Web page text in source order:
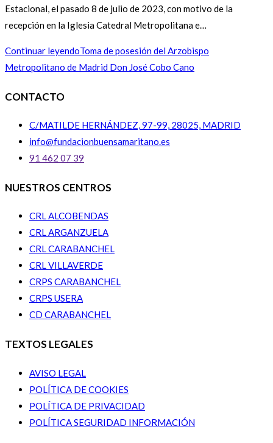
Estacional, el pasado 8 de julio de 2023, con motivo de la
recepción en la Iglesia Catedral Metropolitana e…
Continuar leyendoToma de posesión del Arzobispo
Metropolitano de Madrid Don José Cobo Cano
CONTACTO
C/MATILDE HERNÁNDEZ, 97-99, 28025, MADRID
info@fundacionbuensamaritano.es
91 462 07 39
NUESTROS CENTROS
CRL ALCOBENDAS
CRL ARGANZUELA
CRL CARABANCHEL
CRL VILLAVERDE
CRPS CARABANCHEL
CRPS USERA
CD CARABANCHEL
TEXTOS LEGALES
AVISO LEGAL
POLÍTICA DE COOKIES
POLÍTICA DE PRIVACIDAD
POLÍTICA SEGURIDAD INFORMACIÓN